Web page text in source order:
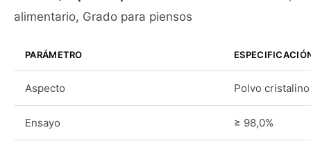
alimentario, Grado para piensos
PARÁMETRO
Aspecto Polvo
Ensayo ≥ 98,0%